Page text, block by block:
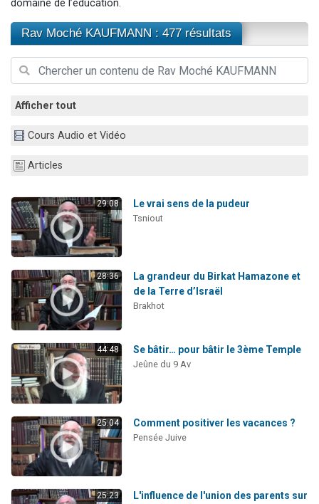
Il reste 49 places pour étudier en groupe sur Zoom
Nathaniel vient de donner son Maasser
6 personnes viennent de faire un don pour 5 enfants déjà orphelins risquent de perdre leur maman
domaine de l’éducation.
Rav Moché KAUFMANN : 477 résultats
Afficher tout
Cours Audio et Vidéo
Articles
29:08 Le vrai sens de la pudeur
Tsniout
28:36
La grandeur du Birkat Hamazone et
de la Terre d’Israël
Brakhot
44:48 Se bâtir… pour bâtir le 3ème Temple
Jeûne du 9 Av
25:04 Comment positiver les vacances ?
Pensée Juive
25:23
L'influence de l'union des parents sur